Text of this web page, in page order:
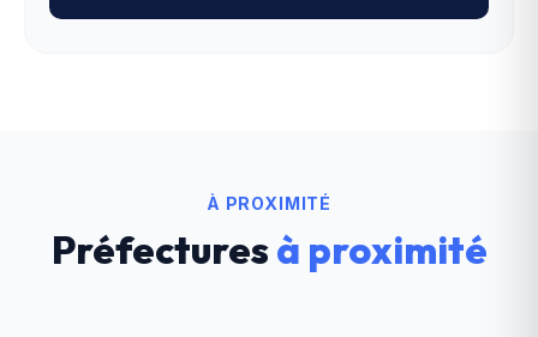
À PROXIMITÉ
Préfecturesà proximité